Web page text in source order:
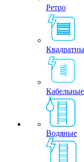
Ретро
Водяные